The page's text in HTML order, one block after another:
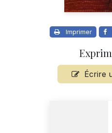
Imprimer
Écrire